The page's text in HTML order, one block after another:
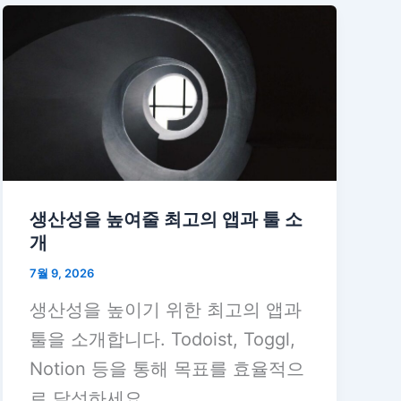
생산성을 높여줄 최고의 앱과 툴 소
개
7월 9, 2026
생산성을 높이기 위한 최고의 앱과
툴을 소개합니다. Todoist, Toggl,
Notion 등을 통해 목표를 효율적으